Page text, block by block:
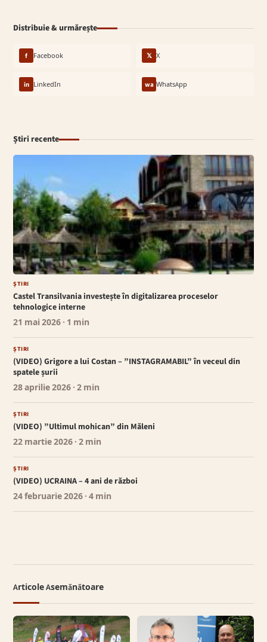
Distribuie & urmărește
f Facebook 𝕏 X
in LinkedIn wa WhatsApp
Știri recente
ȘTIRI
Castel Transilvania investește în digitalizarea proceselor
tehnologice interne
21 mai 2026 · 1 min
ȘTIRI
(VIDEO) Grigore a lui Costan – ”INSTAGRAMABIL” în veceul din
spatele șurii
28 aprilie 2026 · 2 min
ȘTIRI
(VIDEO) ”Ultimul mohican” din Măleni
22 martie 2026 · 2 min
ȘTIRI
(VIDEO) UCRAINA – 4 ani de război
24 februarie 2026 · 4 min
Articole Asemănătoare